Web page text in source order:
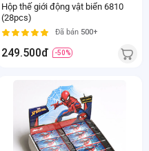
Hộp thế giới động vật biển 6810
(28pcs)
Đã bán 500+
249.500đ -50%